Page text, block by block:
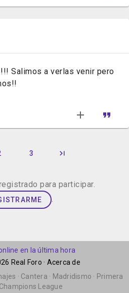
Salimos a verlas venir pero
3
para participar.
.
en la última hora
Real Foro · Acerca de
· Cantera · Madridismo · Primera
Champions League